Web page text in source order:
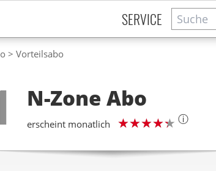
SERVICE Suche
Vorteilsabo
N-Zone Abo
erscheint monatlich ⓘ